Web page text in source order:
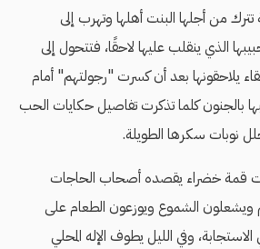
من أجلها البنت أهلها وتهرب إلى
الذي ينقلب عليها لاحقًا، فتتحول إلى
يلاحقونها بعد أن كسرت "رجولتهم" أمام
بالجنون كلما تذكرت تفاصيل حكايات الحب
نوبات سكرها الطويلة.
قمة خضراء يقصده أصحاب الحاجات
الشموع ويوزعون الطعام على
الاستجابة، وفي الليل يطوف الإله المحلي